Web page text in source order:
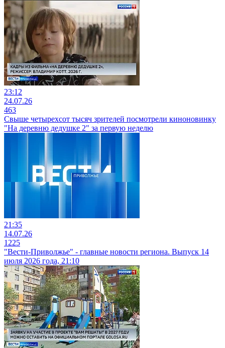
23:12
24.07.26
463
Свыше четырехсот тысяч зрителей посмотрели киноновинку
"На деревню дедушке 2" за первую неделю
21:35
14.07.26
1225
"Вести-Приволжье" - главные новости региона. Выпуск 14
июля 2026 года, 21:10